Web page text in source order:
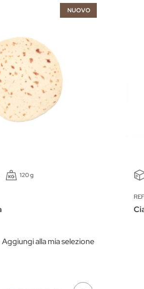
NUOVO
120 g
Aggiungi alla mia selezione